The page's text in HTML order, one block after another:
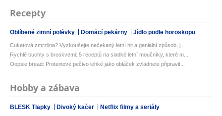
Recepty
Oblíbené zimní polévky Domácí pekárny Jídlo podle horoskopu
Cuketová zmrzlina? Vyzkoušejte nečekaný letní hit a geniální způsob, j...
Rychlé buchty s broskvemi: 5 receptů na sladké letní moučníky, které m...
Oopsie bread: Proteinové pečivo lehké jako obláček zvládnete připravit...
Hobby a zábava
BLESK Tlapky Divoký kačer Netflix filmy a seriály